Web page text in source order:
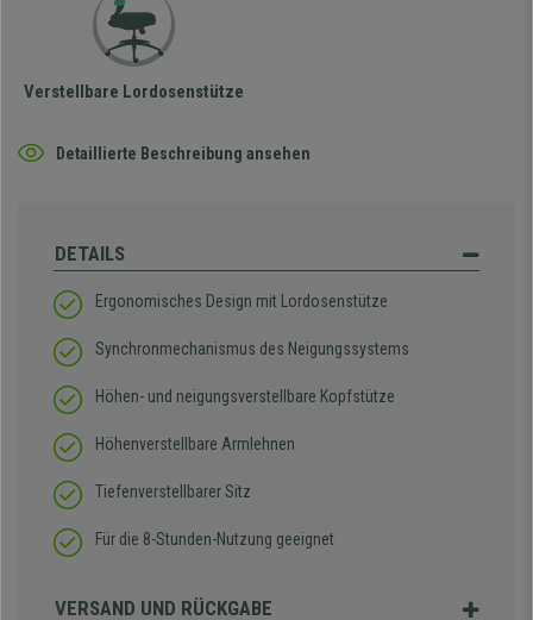
Verstellbare Lordosenstütze
Detaillierte Beschreibung ansehen
DETAILS
Ergonomisches Design mit Lordosenstütze
Synchronmechanismus des Neigungssystems
Höhen- und neigungsverstellbare Kopfstütze
Höhenverstellbare Armlehnen
Tiefenverstellbarer Sitz
Für die 8-Stunden-Nutzung geeignet
VERSAND UND RÜCKGABE